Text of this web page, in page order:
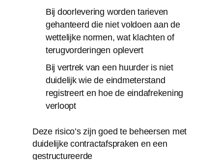
Bij doorlevering worden tarieven
gehanteerd die niet voldoen aan de
wettelijke normen, wat klachten of
terugvorderingen oplevert
Bij vertrek van een huurder is niet
duidelijk wie de eindmeterstand
registreert en hoe de eindafrekening
verloopt
Deze risico’s zijn goed te beheersen met
duidelijke contractafspraken en een
gestructureerde